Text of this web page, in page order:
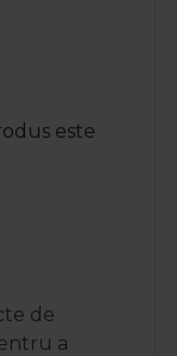
este
de
a